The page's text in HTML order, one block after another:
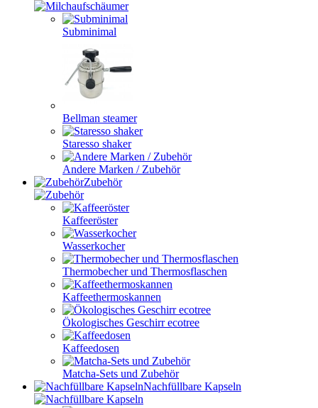
Subminimal
Bellman steamer
Staresso shaker
Andere Marken / Zubehör
Zubehör
Kaffeeröster
Wasserkocher
Thermobecher und Thermosflaschen
Kaffeethermoskannen
Ökologisches Geschirr ecotree
Kaffeedosen
Matcha-Sets und Zubehör
Nachfüllbare Kapseln